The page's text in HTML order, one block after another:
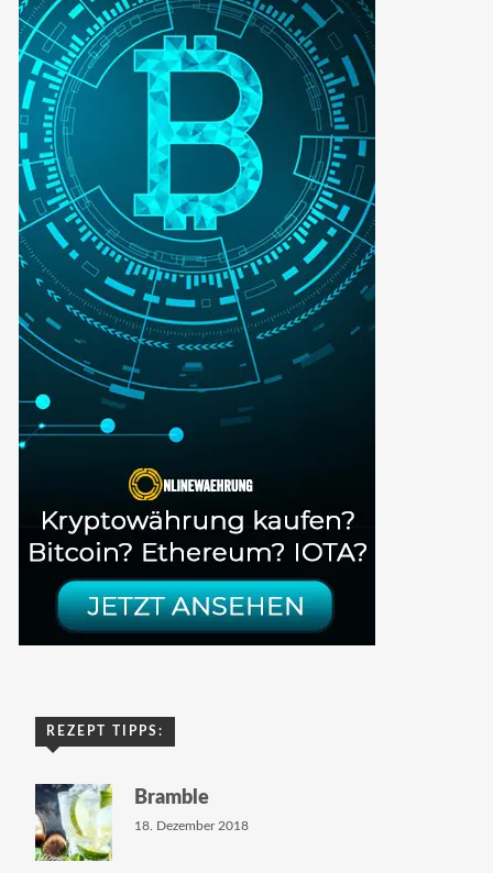
REZEPT TIPPS:
Bramble
18. Dezember 2018